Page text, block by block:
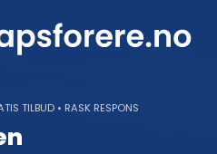
TILBUD • RASK RESPONS